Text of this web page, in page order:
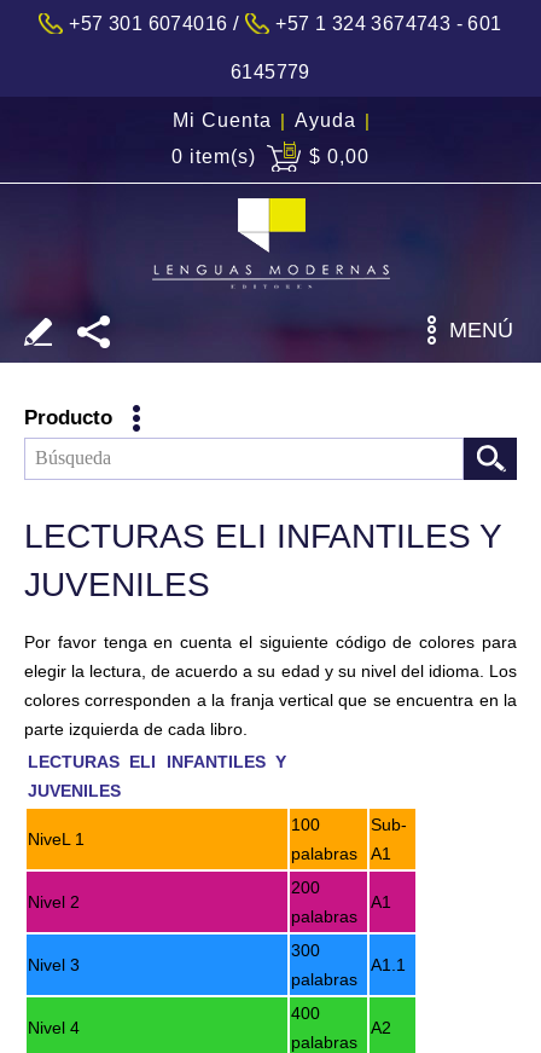
+57 301 6074016 / +57 1 324 3674743 - 601
6145779
Mi Cuenta | Ayuda |
0 item(s)
$ 0,00
MENÚ
Producto
LECTURAS ELI INFANTILES Y
JUVENILES
Por favor tenga en cuenta el siguiente código de colores para
elegir la lectura, de acuerdo a su edad y su nivel del idioma. Los
colores corresponden a la franja vertical que se encuentra en la
parte izquierda de cada libro.
LECTURAS ELI INFANTILES Y
JUVENILES
NiveL 1
100
palabras
Sub-
A1
Nivel 2
200
palabras
A1
Nivel 3
300
palabras
A1.1
Nivel 4
400
palabras
A2